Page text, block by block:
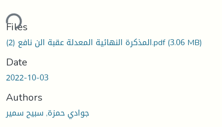
Files
المذكرة النهائية المعدلة عقبة الن نافع (2).pdf(3.06 MB)
Date
2022-10-03
Authors
جوادي حمزة, سبيح سمير